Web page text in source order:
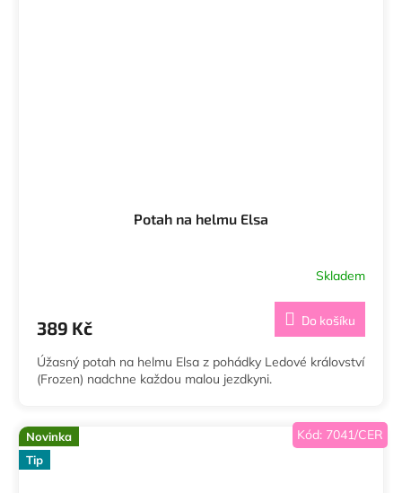
Potah na helmu Elsa
je
z
5
Skladem
389 Kč Do košíku
Úžasný potah na helmu Elsa z pohádky Ledové království
(Frozen) nadchne každou malou jezdkyni.
Novinka
Tip
Kód: 7041/CER